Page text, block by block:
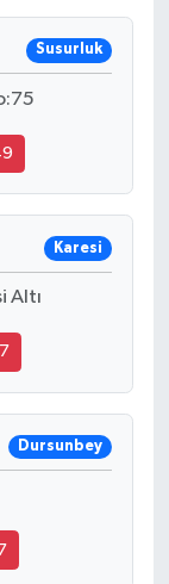
Susurluk
Karesi
Altı
Dursunbey